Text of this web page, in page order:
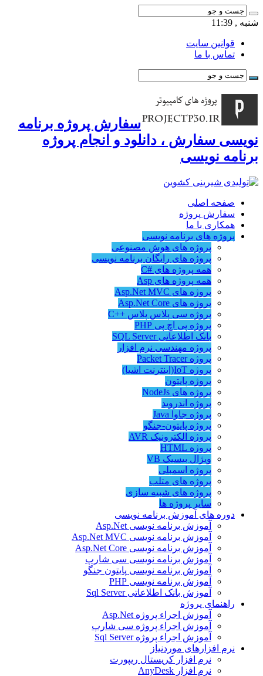
شنبه , 11:39
قوانین سایت
تماس با ما
سفارش پروژه برنامه
نویسی سفارش ، دانلود و انجام پروژه
برنامه نویسی
صفحه اصلی
سفارش پروژه
همکاری با ما
پروژه های برنامه نویسی
پروژه های هوش مصنوعی
پروژه های رایگان برنامه نویسی
همه پروژه های #C
همه پروژه های Asp
پروژه های Asp.Net MVC
پروژه های Asp.Net Core
پروژه سی پلاس پلاس ++C
پروژه پی اچ پی PHP
بانک اطلاعاتی SQL Server
پروژه مهندسی نرم افزار
پروژه Packet Tracer
پروژه IoT(اینترنت اشیا)
پروژه پایتون
پروژه های NodeJs
پروژه اندروید
پروژه جاوا Java
پروژه پایتون-جنگو
پروژه الکترونیک AVR
پروژه HTML
ویژال بیسیک VB
پروژه اسمبلی
پروژه های متلب
پروژه های شبیه سازی
سایر پروژه ها
دوره های آموزش برنامه نویسی
آموزش برنامه نویسی Asp.Net
آموزش برنامه نویسی Asp.Net MVC
آموزش برنامه نویسی Asp.Net Core
آموزش برنامه نویسی سی شارپ
آموزش برنامه نویسی پایتون جنگو
آموزش برنامه نویسی PHP
آموزش بانک اطلاعاتی Sql Server
راهنمای پروژه
آموزش اجراء پروژه Asp.Net
آموزش اجراء پروژه سی شارپ
آموزش اجراء پروژه Sql Server
نرم افزارهای موردنیاز
نرم افزار کریستال ریپورت
نرم افزار AnyDesk